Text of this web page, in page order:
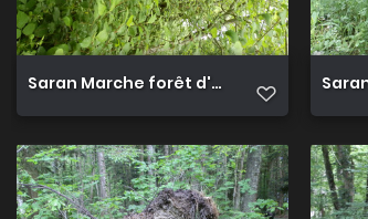
Saran Marche forêt d'Orléans 8